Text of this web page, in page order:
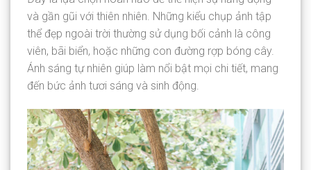
và gần gũi với thiên nhiên. Những kiểu chụp ảnh tập
thể đẹp ngoài trời thường sử dụng bối cảnh là công
viên, bãi biển, hoặc những con đường rợp bóng cây.
Ánh sáng tự nhiên giúp làm nổi bật mọi chi tiết, mang
đến bức ảnh tươi sáng và sinh động.